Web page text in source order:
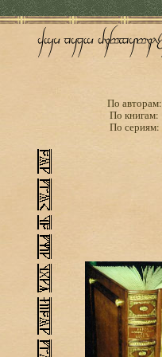
По авторам:
По книгам:
По сериям: